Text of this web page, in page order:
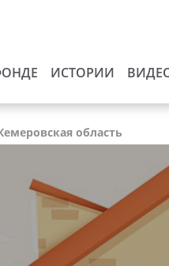
ИСТОРИИ
область